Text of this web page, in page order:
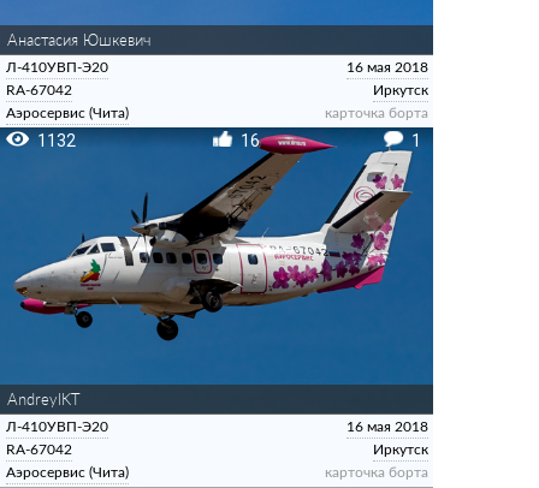
Анастасия Юшкевич
Л-410УВП-Э20
RA-67042
Аэросервис (Чита)
16 мая 2018
Иркутск
карточка борта
1132 16 1
AndreyIKT
Л-410УВП-Э20
RA-67042
Аэросервис (Чита)
16 мая 2018
Иркутск
карточка борта